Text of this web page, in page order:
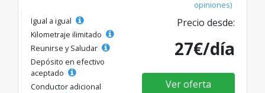
opiniones)
Igual a igual
Kilometraje ilimitado
Reunirse y Saludar
Depósito en efectivo
aceptado
Conductor adicional
Precio desde:
27€/día
Ver oferta